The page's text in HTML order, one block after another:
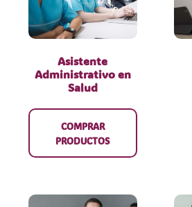
Asistente
Administrativo en
Salud
COMPRAR
PRODUCTOS